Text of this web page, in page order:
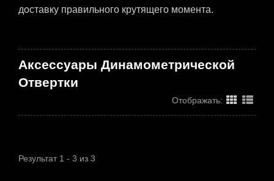
доставку правильного крутящего момента.
Аксессуары Динамометрической
Отвертки
Отображать:
Результат 1 - 3 из 3